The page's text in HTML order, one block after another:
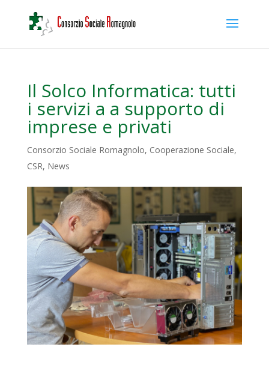
Il Solco Informatica: tutti
i servizi a a supporto di
imprese e privati
Consorzio Sociale Romagnolo, Cooperazione Sociale,
CSR, News